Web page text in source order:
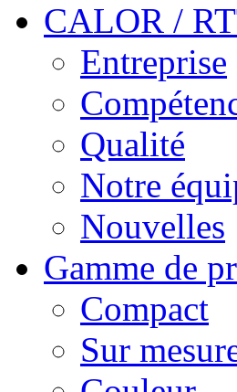
CALOR /
Entreprise
Qualité
Notre
Nouvelles
Gamme de
Compact
Sur